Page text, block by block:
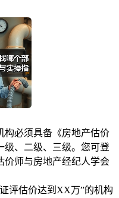
构必须具备《房地产估价
级、二级、三级。您可登
价师与房地产经纪人学会
评估价达到XX万”的机构